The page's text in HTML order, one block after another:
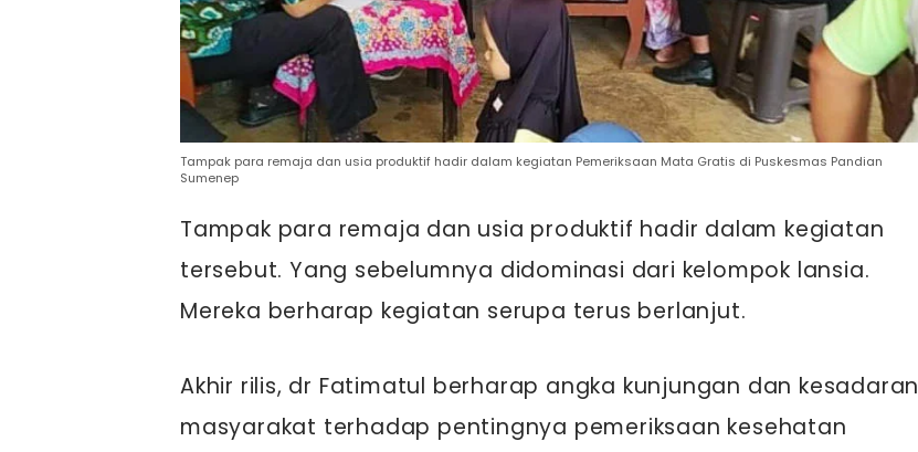
Tampak para remaja dan usia produktif hadir dalam kegiatan Pemeriksaan Mata Gratis di Puskesmas Pandian
Sumenep
Tampak para remaja dan usia produktif hadir dalam kegiatan
tersebut. Yang sebelumnya didominasi dari kelompok lansia.
Mereka berharap kegiatan serupa terus berlanjut.
Akhir rilis, dr Fatimatul berharap angka kunjungan dan kesadaran
masyarakat terhadap pentingnya pemeriksaan kesehatan